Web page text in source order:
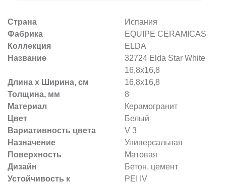
Страна
Испания
Фабрика
EQUIPE CERAMICAS
Коллекция
ELDA
Название
32724 Elda Star White
16,8x16,8
Длина х Ширина, см
16,8x16,8
Толщина, мм
8
Материал
Керамогранит
Цвет
Белый
Вариативность цвета
V 3
Назначение
Универсальная
Поверхность
Матовая
Дизайн
Бетон, цемент
Устойчивость к
PEI IV